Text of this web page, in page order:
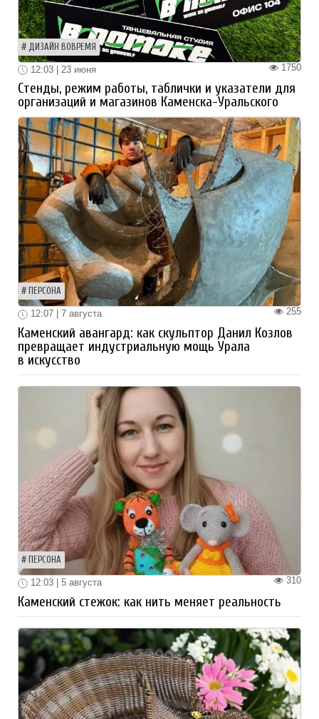
ДИЗАЙН ВОВРЕМЯ
1750
12:03 | 23 июня
Стенды, режим работы, таблички и указатели для
организаций и магазинов Каменска-Уральского
ПЕРСОНА
255
12:07 | 7 августа
Каменский авангард: как скульптор Данил Козлов
превращает индустриальную мощь Урала
в искусство
ПЕРСОНА
310
12:03 | 5 августа
Каменский стежок: как нить меняет реальность